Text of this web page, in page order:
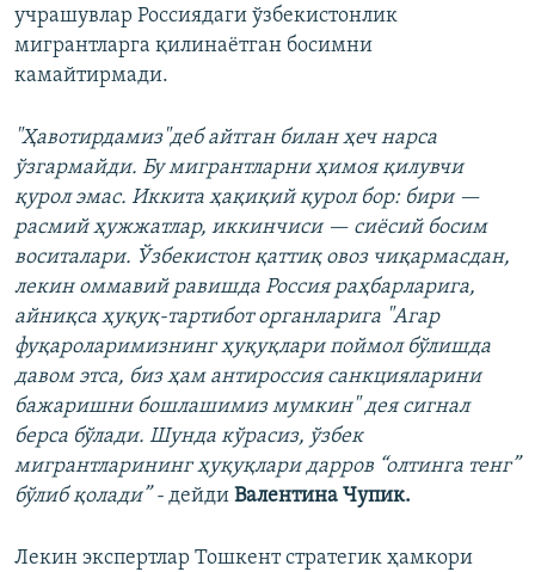
учрашувлар Россиядаги ўзбекистонлик
мигрантларга қилинaётган босимни
камайтирмади.
"Ҳавотирдамиз"деб айтган билан ҳеч нарса
ўзгармайди. Бу мигрантларни ҳимоя қилувчи
қурол эмас. Иккита ҳақиқий қурол бор: бири —
расмий ҳужжатлар, иккинчиси — сиёсий босим
воситалари. Ўзбекистон қаттиқ овоз чиқармасдан,
лекин оммавий равишда Россия раҳбарларига,
айниқса ҳуқуқ-тартибот органларига "Агар
фуқароларимизнинг ҳуқуқлари поймол бўлишда
давом этса, биз ҳам антироссия санкцияларини
бажаришни бошлашимиз мумкин" дея сигнал
берса бўлади. Шунда кўрасиз, ўзбек
мигрантларининг ҳуқуқлари дарров “олтинга тенг”
бўлиб қолади” - дейди Валентина Чупик.
Лекин экспертлар Тошкент стратегик ҳамкори